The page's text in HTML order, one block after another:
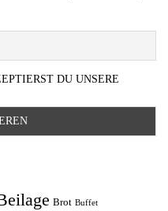
DU UNSERE
Brot Buffet